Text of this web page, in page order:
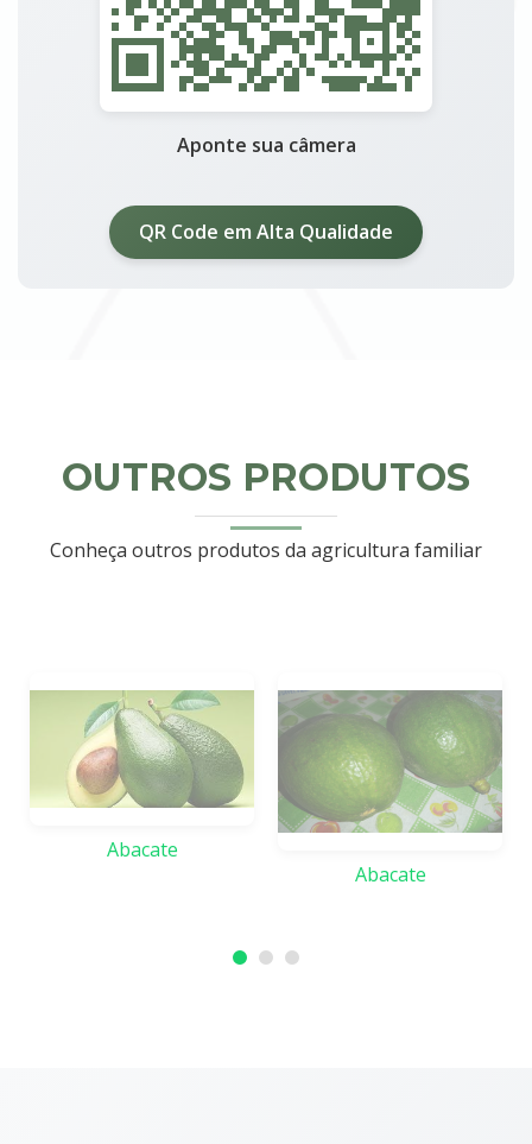
Aponte sua câmera
QR Code em Alta Qualidade
OUTROS PRODUTOS
Conheça outros produtos da agricultura familiar
Abacate
Abacate